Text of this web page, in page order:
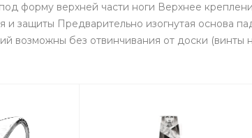
форму верхней части ноги Верхнее
защиты Предварительно изогнутая основа
возможны без отвинчивания от доски (винты